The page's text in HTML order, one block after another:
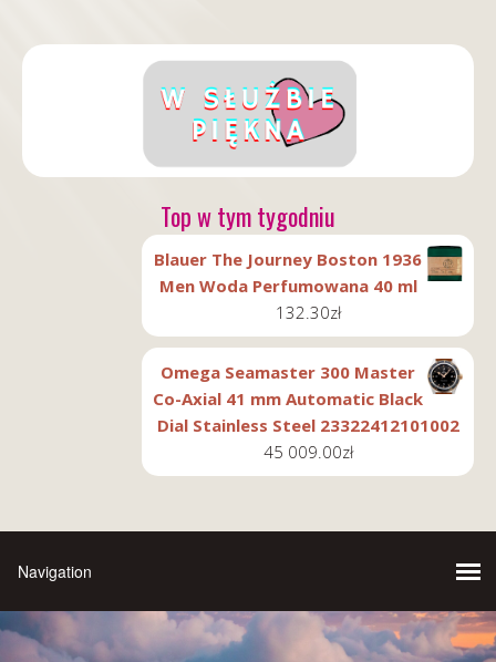
Top w tym tygodniu
Blauer The Journey Boston 1936
Men Woda Perfumowana 40 ml
132.30zł
Omega Seamaster 300 Master
Co-Axial 41 mm Automatic Black
Dial Stainless Steel 23322412101002
45 009.00zł